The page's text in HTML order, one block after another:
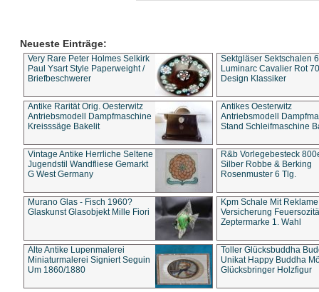
Neueste Einträge:
Very Rare Peter Holmes Selkirk
Paul Ysart Style Paperweight /
Briefbeschwerer
Sektgläser Sektschalen
Luminarc Cavalier Rot
Design Klassiker
Antike Rarität Orig. Oesterwitz
Antriebsmodell Dampfmaschine
Kreisssäge Bakelit
Antikes Oesterwitz
Antriebsmodell
Stand Schleifmaschine
Vintage Antike Herrliche Seltene
Jugendstil Wandfliese Gemarkt
G West Germany
R&b Vorlegebesteck
Silber Robbe & Berking
Rosenmuster 6 Tlg.
Murano Glas - Fisch 1960?
Glaskunst Glasobjekt Mille Fiori
Kpm Schale Mit Reklame
Versicherung
Zeptermarke 1. Wahl
Alte Antike Lupenmalerei
Miniaturmalerei Signiert Seguin
Um 1860/1880
Toller Glücksbuddha
Unikat Happy Buddha
Glücksbringer Holzfigur